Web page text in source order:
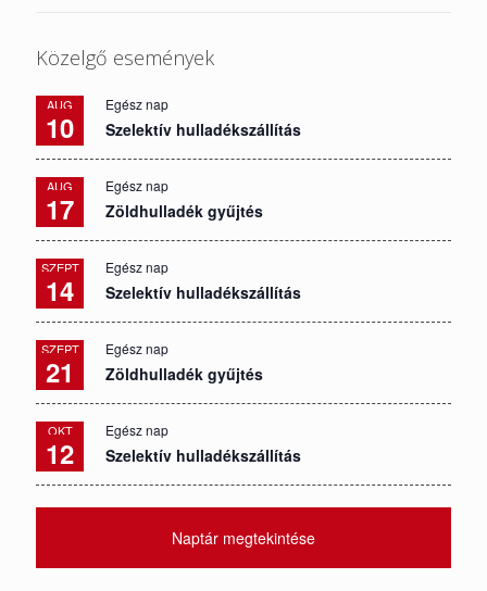
Közelgő események
AUG
10
Egész nap
Szelektív hulladékszállítás
AUG
17
Egész nap
Zöldhulladék gyűjtés
SZEPT
14
Egész nap
Szelektív hulladékszállítás
SZEPT
21
Egész nap
Zöldhulladék gyűjtés
OKT
12
Egész nap
Szelektív hulladékszállítás
Naptár megtekintése